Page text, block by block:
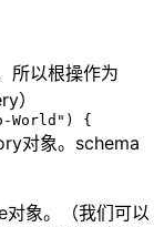
所以根操作为
）
对象。schema
对象。（我们可以